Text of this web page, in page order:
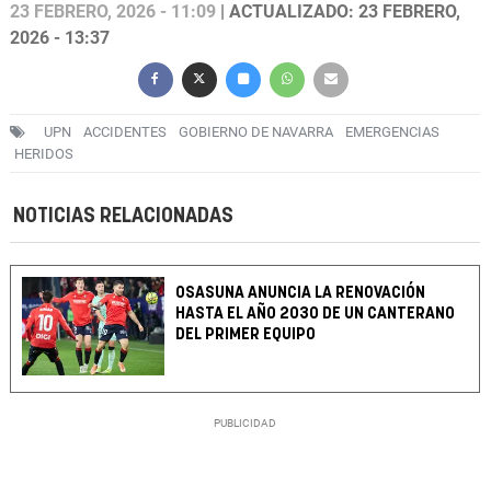
23 FEBRERO, 2026 - 11:09 | ACTUALIZADO: 23 FEBRERO,
2026 - 13:37
UPN ACCIDENTES GOBIERNO DE NAVARRA
EMERGENCIAS
HERIDOS
NOTICIAS RELACIONADAS
OSASUNA ANUNCIA LA RENOVACIÓN
HASTA EL AÑO 2030 DE UN CANTERANO
DEL PRIMER EQUIPO